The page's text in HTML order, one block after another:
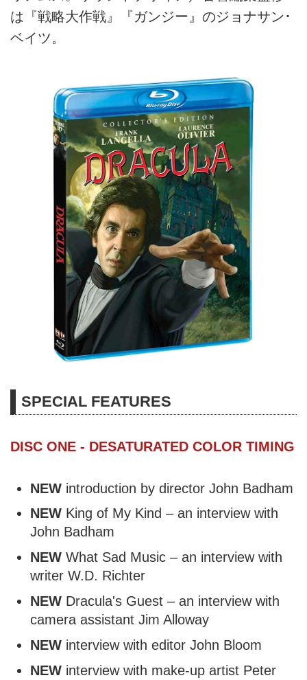
は『戦略大作戦』『ガンジー』のジョナサン･
ベイツ。
SPECIAL FEATURES
DISC ONE - DESATURATED COLOR TIMING
NEW introduction by director John Badham
NEW King of My Kind – an interview with
John Badham
NEW What Sad Music – an interview with
writer W.D. Richter
NEW Dracula's Guest – an interview with
camera assistant Jim Alloway
NEW interview with editor John Bloom
NEW interview with make-up artist Peter